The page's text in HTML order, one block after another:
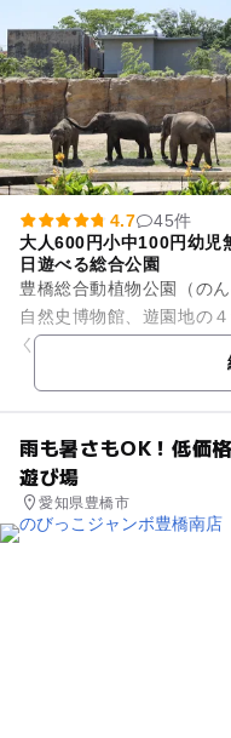
4.7
45件
大人600円小中100円幼児
日遊べる総合公園
豊橋総合動植物公園（の
自然史博物館、遊園地の
くせないほど。動物園に
ッサーパンダ、ホッキョ
雨も暑さもOK！低価
遊び場
愛知県豊橋市